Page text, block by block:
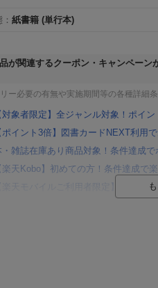
： 紙書籍 (単行本)
が関連するクーポン・キャンペーン
ー必要の有無や実施期間等の各種詳細
対象者限定】全ジャンル対象！ポイ
ポイント3倍】図書カードNEXT利用
・雑誌在庫あり商品対象！条件達成
楽天Kobo】初めての方！条件達成で
楽天モバイルご利用者限定】条件達成